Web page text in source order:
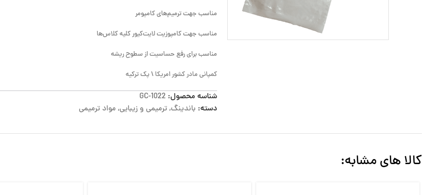
مناسب جهت ترمیم‌های کامپومر
مناسب جهت کامپوزیت لایت‌کیور کلیه کلاس‌ها
مناسب برای رفع حساسیت از سطوح ریشه
کمپانی مادر کشور امریکا \ پک ترکیه
شناسه محصول:GC-1022
دسته: باندینگ,ترمیمی و زیبایی, مواد ترمیمی
کالا های مشابه: